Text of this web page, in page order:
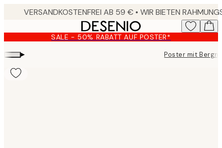
content.
SALE - 50% RABATT AUF POSTER*
▸ Poster mit